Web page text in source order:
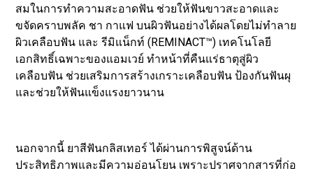
สมในการทำความสะอาดฟัน ช่วยให้ฟันขาวสะอาดและ
ขจัดคราบพลัค ชา กาแฟ บนผิวฟันอย่างได้ผลโดยไม่ทำลาย
ผิวเคลือบฟัน และ รีมิแน็กท์ (REMINACT™) เทคโนโลยี
เอกสิทธิ์เฉพาะของแอมเวย์ ทำหน้าที่คืนแร่ธาตุสู่ผิว
เคลือบฟัน ช่วยเสริมการสร้างเกราะเคลือบฟัน ป้องกันฟันผุ
และช่วยให้ฟันแข็งแรงยาวนาน
นอกจากนี้ ยาสีฟันกลิสเทอร์ ได้ผ่านการพิสูจน์ด้าน
ประสิทธิภาพและมีความอ่อนโยน เพราะปราศจากสารที่ก่อ